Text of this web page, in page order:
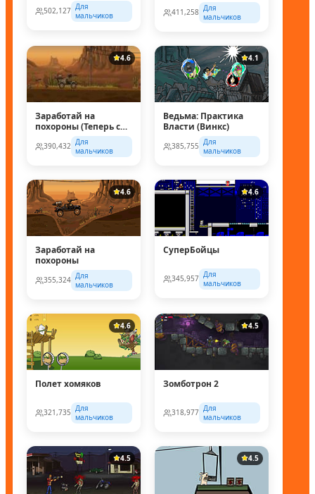
502,127 Для
мальчиков
411,258 Для
мальчиков
4.6
Заработай на
похороны (Теперь с
супер колесом!)
390,432 Для
мальчиков
4.1
Ведьма: Практика
Власти (Винкс)
385,755 Для
мальчиков
4.6
Заработай на
похороны
355,324 Для
мальчиков
4.6
СуперБойцы
345,957 Для
мальчиков
4.6
Полет хомяков
321,735 Для
мальчиков
4.5
Зомботрон 2
318,977 Для
мальчиков
4.5 4.5